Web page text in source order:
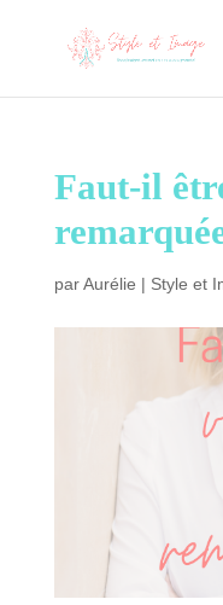
Faut-il
parAurélie | Style et